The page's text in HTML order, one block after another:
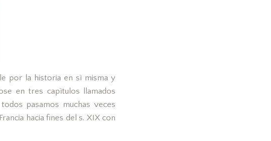
por la historia en sì misma y
en tres capìtulos llamados
pasamos muchas veces
hacia fines del s. XIX con